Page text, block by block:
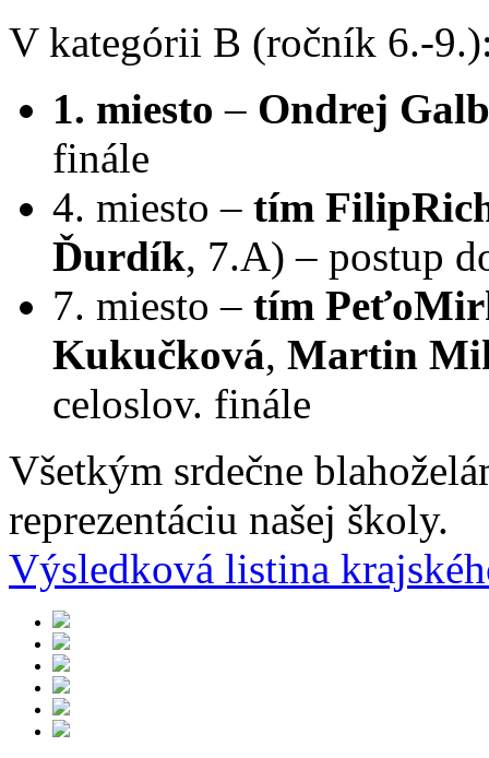
V kategórii B (ročník 6.-
1. miesto – Ondrej
finále
4. miesto – tím
Ďurdík, 7.A) – postup
7. miesto – tím
Kukučková, Martin
celoslov. finále
Všetkým srdečne
reprezentáciu našej školy.
Výsledková listina